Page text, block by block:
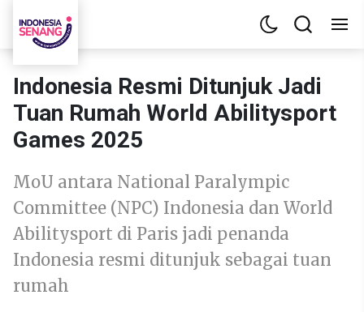
Indonesia Resmi Ditunjuk Jadi
Tuan Rumah World Abilitysport
Games 2025
MoU antara National Paralympic
Committee (NPC) Indonesia dan World
Abilitysport di Paris jadi penanda
Indonesia resmi ditunjuk sebagai tuan
rumah